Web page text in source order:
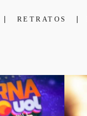
RETRATOS